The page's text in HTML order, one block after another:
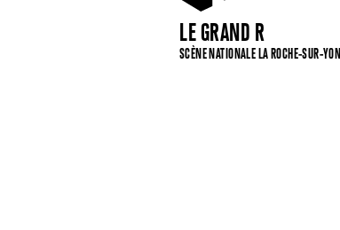
LE GRAND R
SCÈNE NATIONALE LA ROCHE-SUR-YON